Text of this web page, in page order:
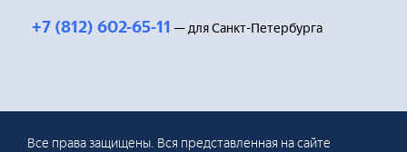
+7 (812) 602-65-11 — для Санкт-Петербурга
Все права защищены. Вся представленная на сайте